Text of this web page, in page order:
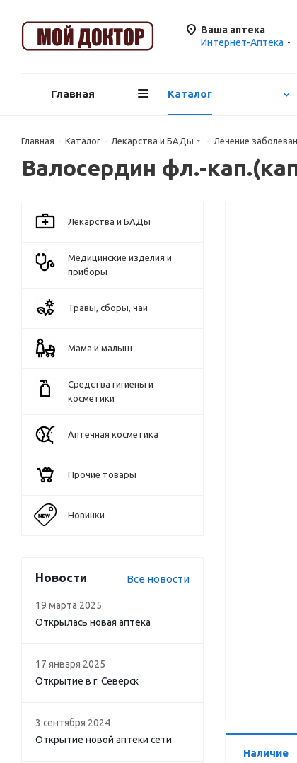
Ваша аптека
Интернет-Аптека
Главная Каталог
Главная - Каталог - Лекарства и БАДы - Лечение
Валосердин фл.-
Наличие
Лекарства и БАДы
Медицинские изделия и
приборы
Травы, сборы, чаи
Мама и малыш
Средства гигиены и
косметики
Аптечная косметика
Прочие товары
Новинки
Новости Все новости
19 марта 2025
Открылась новая аптека
17 января 2025
Открытие в г. Северск
3 сентября 2024
Открытие новой аптеки сети